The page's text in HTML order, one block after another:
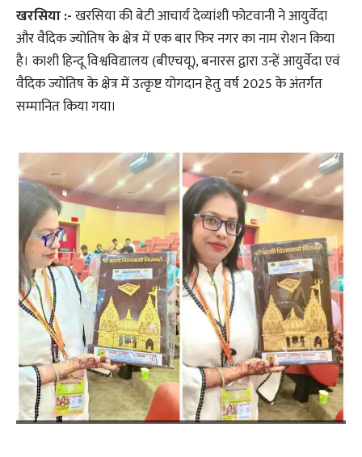
खरसिया :-खरसिया की बेटी आचार्य देव्यांशी फोटवानी ने आयुर्वेदा
और वैदिक ज्योतिष के क्षेत्र में एक बार फिर नगर का नाम रोशन किया
है। काशी हिन्दू विश्वविद्यालय (बीएचयू), बनारस द्वारा उन्हें आयुर्वेदा एवं
वैदिक ज्योतिष के क्षेत्र में उत्कृष्ट योगदान हेतु वर्ष 2025 के अंतर्गत
सम्मानित किया गया।